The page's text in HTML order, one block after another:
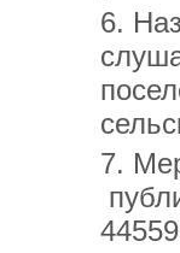
6.
7.